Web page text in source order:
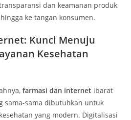
dan keamanan produk
ke tangan konsumen.
Kunci Menuju
Kesehatan
farmasi dan internet ibarat
sama-sama dibutuhkan untuk
yang modern. Digitalisasi